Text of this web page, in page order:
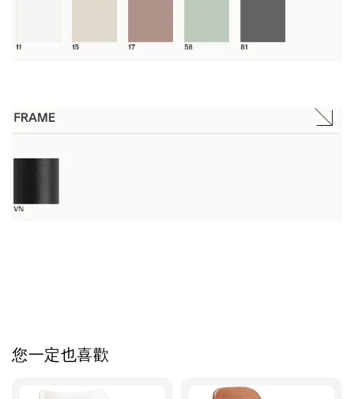
您一定也喜歡